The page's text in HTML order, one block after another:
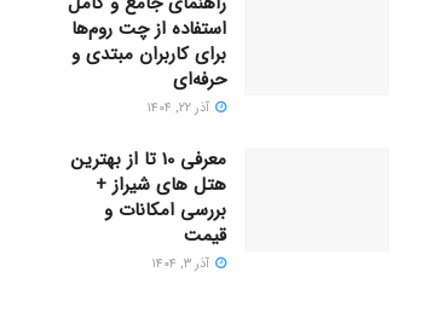
استفاده از چت روم‌ها
برای کاربران مبتدی و
حرفه‌ای
آذر ۲۲, ۱۴۰۴
معرفی 10 تا از بهترین
هتل های شیراز +
بررسی امکانات و
قیمت
آذر ۳, ۱۴۰۴